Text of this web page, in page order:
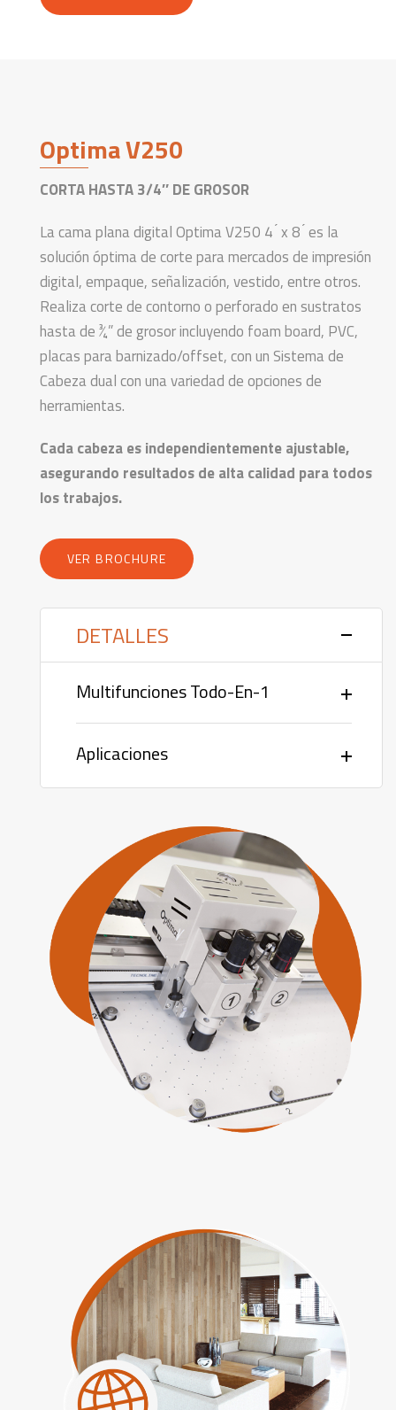
Optima V250
CORTA HASTA 3/4″ DE GROSOR
La cama plana digital Optima V250 4 ́ x 8 ́ es la
solución óptima de corte para mercados de impresión
digital, empaque, señalización, vestido, entre otros.
Realiza corte de contorno o perforado en sustratos
hasta de 3⁄4” de grosor incluyendo foam board, PVC,
placas para barnizado/offset, con un Sistema de
Cabeza dual con una variedad de opciones de
herramientas.
Cada cabeza es independientemente ajustable,
asegurando resultados de alta calidad para todos
los trabajos.
VER BROCHURE
DETALLES
Multifunciones Todo-En-1
Aplicaciones